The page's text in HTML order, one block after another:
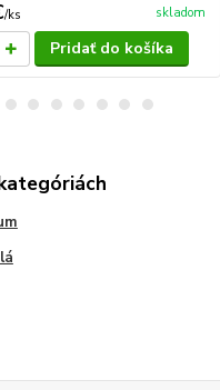
/ks skladom
Pridať do košíka